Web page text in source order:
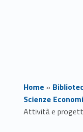
Home »
Scienze
Attività e